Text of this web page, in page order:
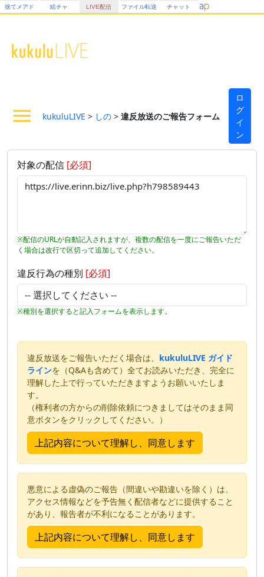
捨てメアド 絵チャ LIVE配信 ファイル転送 チャット
kukuluLIVE > しの > 違反放送のご報告フォーム
ロ
グ
イ
ン
対象の配信 [必須]
※配信のURLが自動記入されますが、複数の配信を一度にご報告いただ
く場合は改行で区切って追加してください。
違反行為の種別 [必須]
※種別を選択すると記入フォームを表示します。
違反放送をご報告いただく場合は、 kukuluLIVE ガイド
ラインを（Q&Aも含めて）全てお読みいただき、完全に
理解した上で行っていただきますようお願いいたしま
す。
（権利者の方からの削除依頼につきましてはそのまま同
意ボタンをクリックしてください。）
悪意による虚偽のご報告（間違いや勘違いを除く）は、
アクセス情報などを予告無く配信者などに提供すること
があり、報告者が不利になることがあります。